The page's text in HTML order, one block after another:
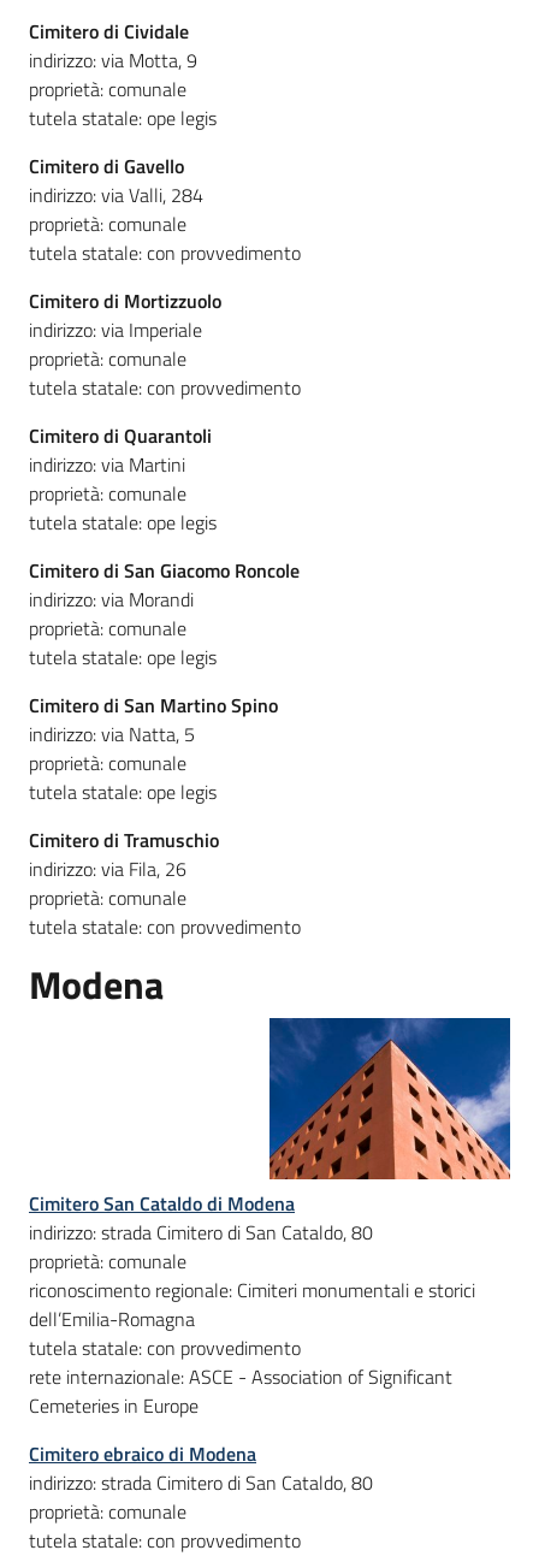
Cimitero di Cividale
indirizzo: via Motta, 9
proprietà: comunale
tutela statale: ope legis
Cimitero di Gavello
indirizzo: via Valli, 284
proprietà: comunale
tutela statale: con provvedimento
Cimitero di Mortizzuolo
indirizzo: via Imperiale
proprietà: comunale
tutela statale: con provvedimento
Cimitero di Quarantoli
indirizzo: via Martini
proprietà: comunale
tutela statale: ope legis
Cimitero di San Giacomo Roncole
indirizzo: via Morandi
proprietà: comunale
tutela statale: ope legis
Cimitero di San Martino Spino
indirizzo: via Natta, 5
proprietà: comunale
tutela statale: ope legis
Cimitero di Tramuschio
indirizzo: via Fila, 26
proprietà: comunale
tutela statale: con provvedimento
Modena
Cimitero San Cataldo di Modena
indirizzo: strada Cimitero di San Cataldo, 80
proprietà: comunale
riconoscimento regionale: Cimiteri monumentali e storici
dell’Emilia-Romagna
tutela statale: con provvedimento
rete internazionale: ASCE - Association of Significant
Cemeteries in Europe
Cimitero ebraico di Modena
indirizzo: strada Cimitero di San Cataldo, 80
proprietà: comunale
tutela statale: con provvedimento